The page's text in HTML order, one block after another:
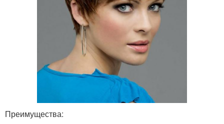
Преимущества: